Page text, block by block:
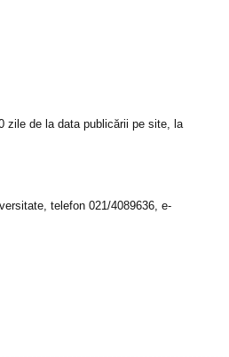
zile de la data publicării pe site, la
telefon 021/4089636, e-